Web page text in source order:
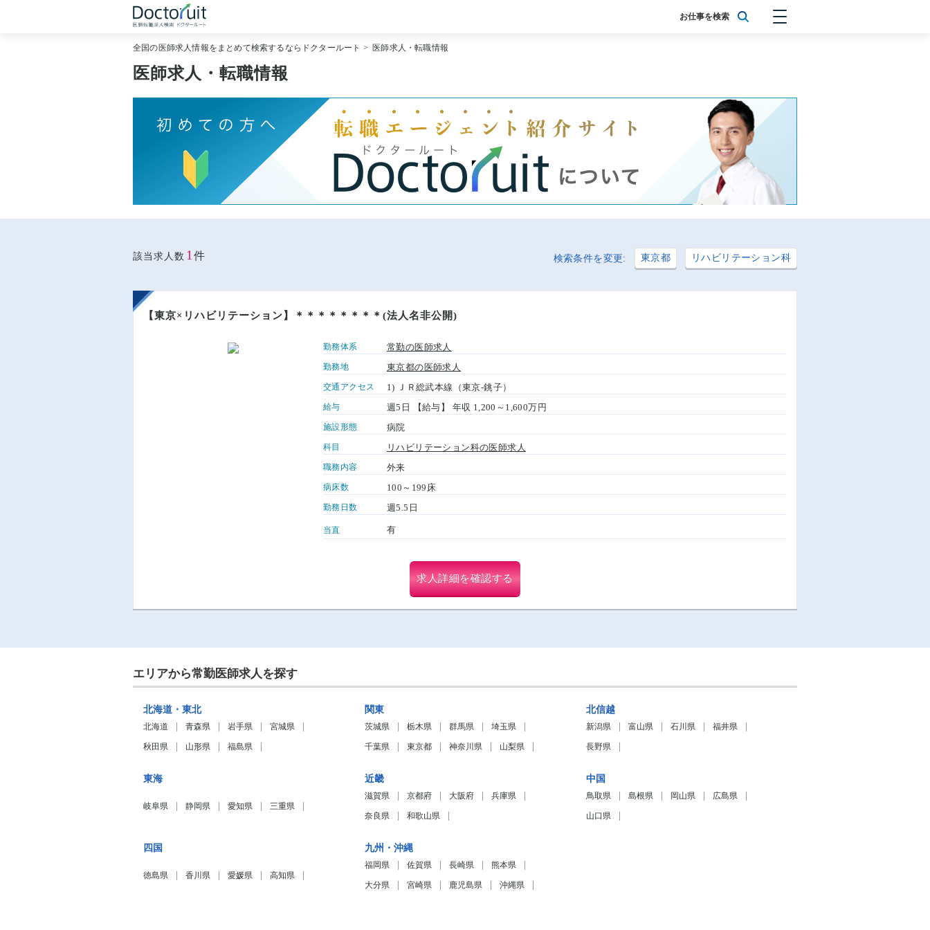
お仕事を検索
[常勤] 科目から探す
Doctoruitについて
運営者情報
プライバシーポリシー
全国の医師求人情報をまとめて検索するならドクタールート > 医師求人・転職情報
医師求人・転職情報
該当求人数 1件 検索条件を変更: 東京都 リハビリテーション科
【東京×リハビリテーション】＊＊＊＊＊＊＊＊(法人名非公開)
勤務体系 常勤の医師求人
勤務地 東京都の医師求人
交通アクセス 1) ＪＲ総武本線（東京-銚子）
給与 週5日 【給与】 年収 1,200～1,600万円
施設形態 病院
科目 リハビリテーション科の医師求人
職務内容 外来
病床数 100～199床
勤務日数 週5.5日
当直 有
求人詳細を確認する
エリアから常勤医師求人を探す
北海道・東北
北海道 青森県 岩手県 宮城県
秋田県 山形県 福島県
関東
茨城県 栃木県 群馬県 埼玉県
千葉県 東京都 神奈川県 山梨県
北信越
新潟県 富山県 石川県 福井県
長野県
東海
岐阜県 静岡県 愛知県 三重県
近畿
滋賀県 京都府 大阪府 兵庫県
奈良県 和歌山県
中国
鳥取県 島根県 岡山県 広島県
山口県
四国
徳島県 香川県 愛媛県 高知県
九州・沖縄
福岡県 佐賀県 長崎県 熊本県
大分県 宮崎県 鹿児島県 沖縄県